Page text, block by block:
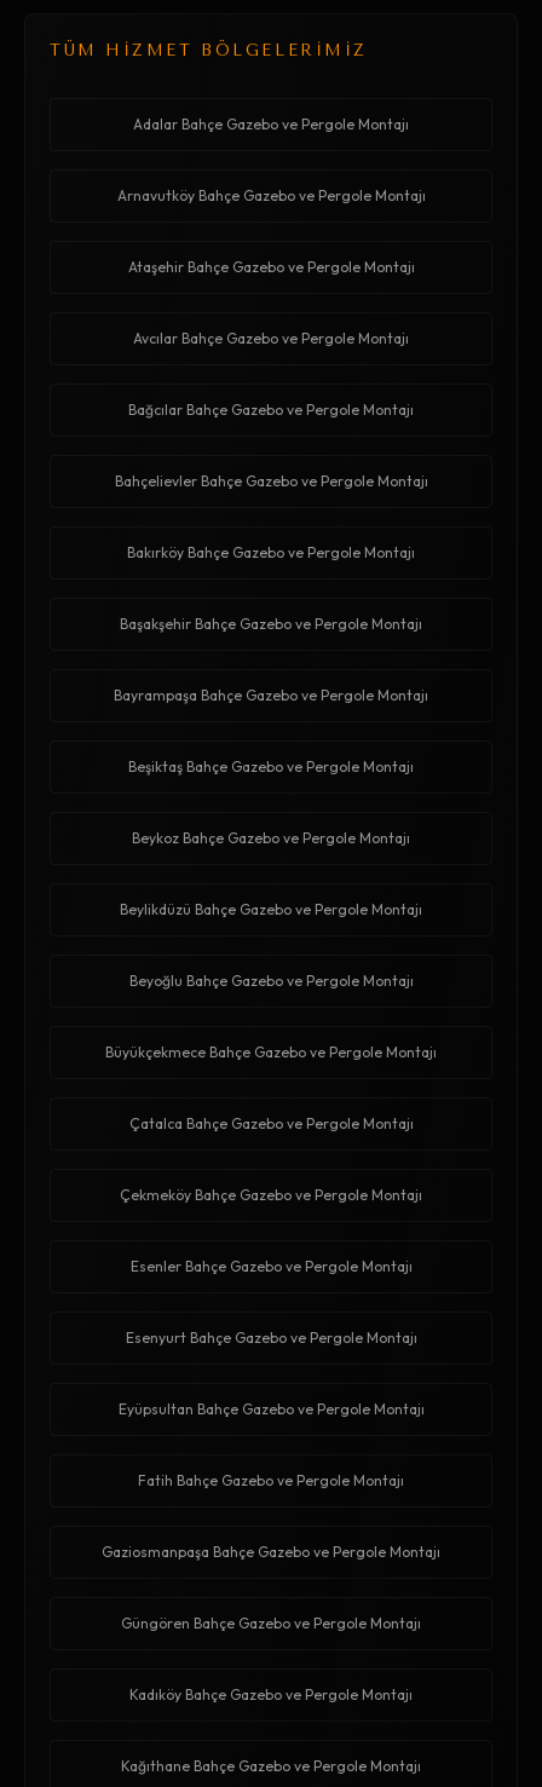
TÜM HİZMET BÖLGELERİMİZ
Adalar Bahçe Gazebo ve Pergole Montajı
Arnavutköy Bahçe Gazebo ve Pergole Montajı
Ataşehir Bahçe Gazebo ve Pergole Montajı
Avcılar Bahçe Gazebo ve Pergole Montajı
Bağcılar Bahçe Gazebo ve Pergole Montajı
Bahçelievler Bahçe Gazebo ve Pergole Montajı
Bakırköy Bahçe Gazebo ve Pergole Montajı
Başakşehir Bahçe Gazebo ve Pergole Montajı
Bayrampaşa Bahçe Gazebo ve Pergole Montajı
Beşiktaş Bahçe Gazebo ve Pergole Montajı
Beykoz Bahçe Gazebo ve Pergole Montajı
Beylikdüzü Bahçe Gazebo ve Pergole Montajı
Beyoğlu Bahçe Gazebo ve Pergole Montajı
Büyükçekmece Bahçe Gazebo ve Pergole Montajı
Çatalca Bahçe Gazebo ve Pergole Montajı
Çekmeköy Bahçe Gazebo ve Pergole Montajı
Esenler Bahçe Gazebo ve Pergole Montajı
Esenyurt Bahçe Gazebo ve Pergole Montajı
Eyüpsultan Bahçe Gazebo ve Pergole Montajı
Fatih Bahçe Gazebo ve Pergole Montajı
Gaziosmanpaşa Bahçe Gazebo ve Pergole Montajı
Güngören Bahçe Gazebo ve Pergole Montajı
Kadıköy Bahçe Gazebo ve Pergole Montajı
Kağıthane Bahçe Gazebo ve Pergole Montajı